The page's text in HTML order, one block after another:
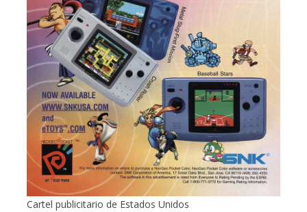
Cartel publicitario de Estados Unidos